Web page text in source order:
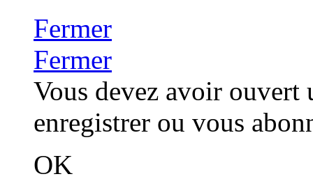
Fermer
Fermer
Vous devez avoir ouvert
enregistrer ou vous
OK